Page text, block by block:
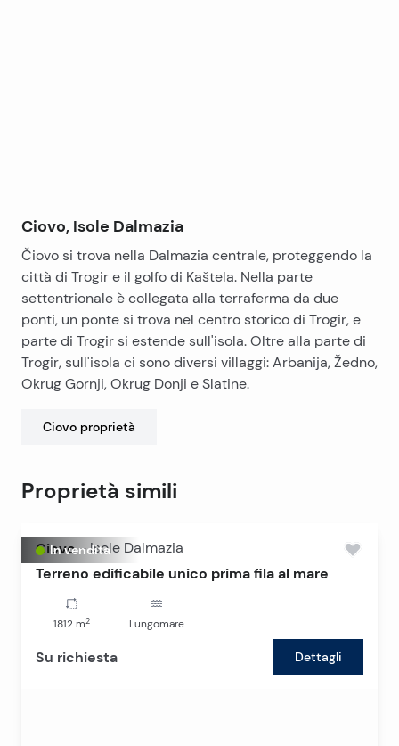
Ciovo, Isole Dalmazia
Čiovo si trova nella Dalmazia centrale, proteggendo la
città di Trogir e il golfo di Kaštela. Nella parte
settentrionale è collegata alla terraferma da due
ponti, un ponte si trova nel centro storico di Trogir, e
parte di Trogir si estende sull'isola. Oltre alla parte di
Trogir, sull'isola ci sono diversi villaggi: Arbanija, Žedno,
Okrug Gornji, Okrug Donji e Slatine.
Ciovo proprietà
Proprietà simili
In vendita
Ciovo - Isole Dalmazia
Terreno edificabile unico prima fila al mare
1812m2 Lungomare
Su richiesta Dettagli